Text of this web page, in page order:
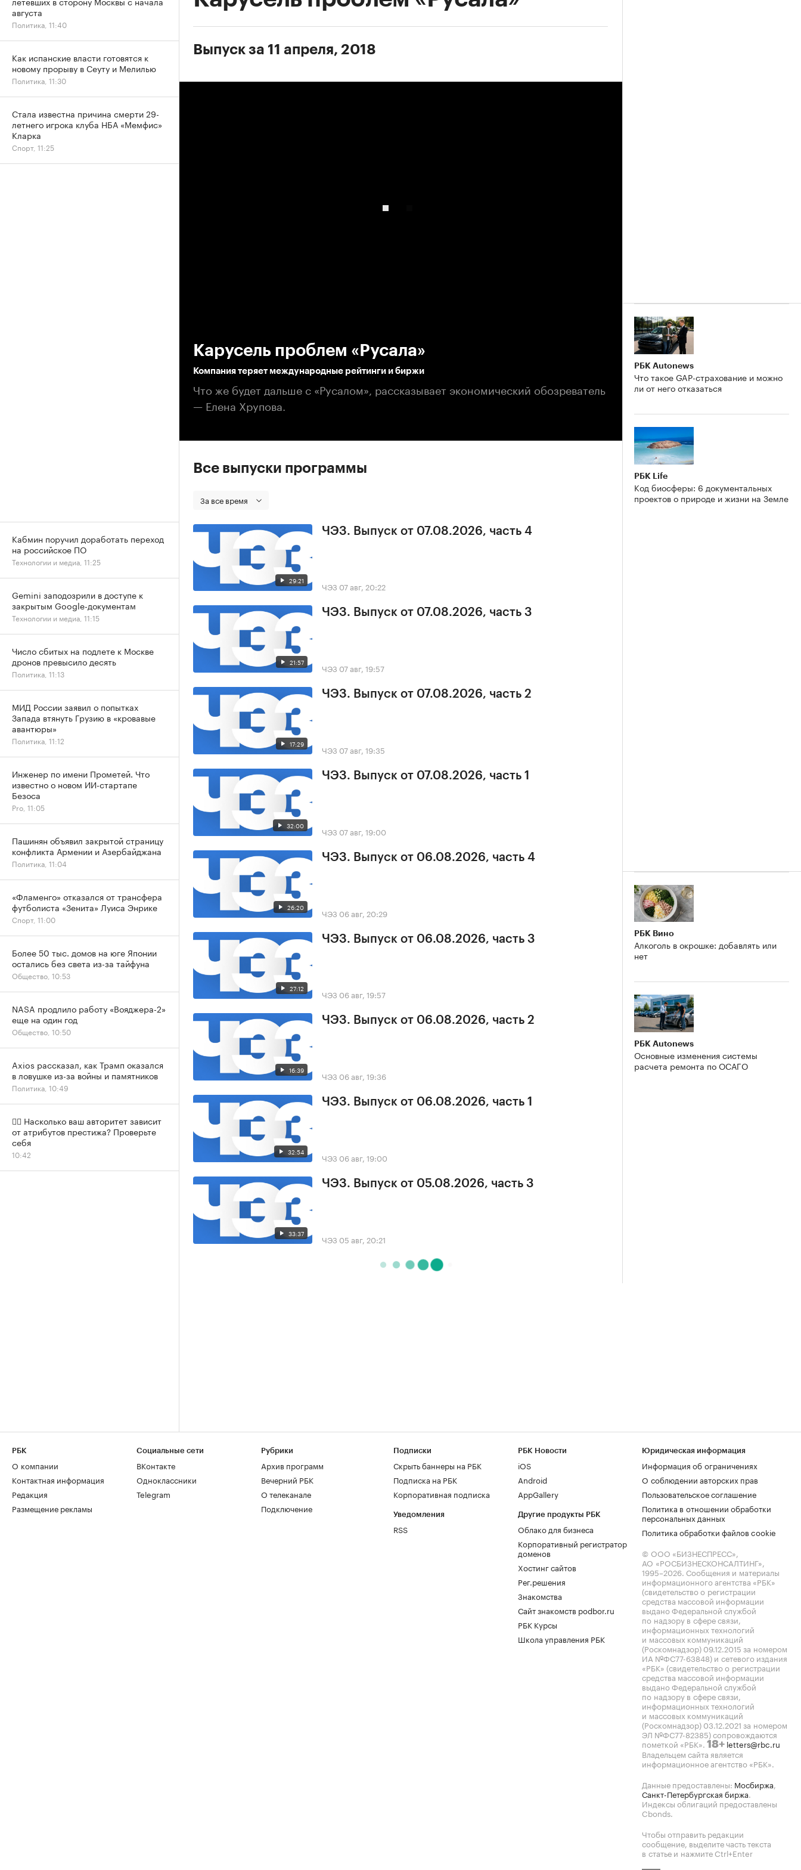
Выпуск за 11 апреля, 2018
Карусель проблем «Русала»
Компания теряет международные рейтинги и биржи
Что же будет дальше с «Русалом», рассказывает экономический обозреватель
— Елена Хрупова.
Все выпуски программы
За все время
29:21
ЧЭЗ. Выпуск от 07.08.2026, часть 4
ЧЭЗ 07 авг, 20:22
21:57
ЧЭЗ. Выпуск от 07.08.2026, часть 3
ЧЭЗ 07 авг, 19:57
17:29
ЧЭЗ. Выпуск от 07.08.2026, часть 2
ЧЭЗ 07 авг, 19:35
32:00
ЧЭЗ. Выпуск от 07.08.2026, часть 1
ЧЭЗ 07 авг, 19:00
26:20
ЧЭЗ. Выпуск от 06.08.2026, часть 4
ЧЭЗ 06 авг, 20:29
27:12
ЧЭЗ. Выпуск от 06.08.2026, часть 3
ЧЭЗ 06 авг, 19:57
16:39
ЧЭЗ. Выпуск от 06.08.2026, часть 2
ЧЭЗ 06 авг, 19:36
32:54
ЧЭЗ. Выпуск от 06.08.2026, часть 1
ЧЭЗ 06 авг, 19:00
33:37
ЧЭЗ. Выпуск от 05.08.2026, часть 3
ЧЭЗ 05 авг, 20:21
РБК Autonews
Что такое GAP-страхование и можно
ли от него отказаться
РБК Life
Код биосферы: 6 документальных
проектов о природе и жизни на Земле
РБК Вино
Алкоголь в окрошке: добавлять или
нет
РБК Autonews
Основные изменения системы
расчета ремонта по ОСАГО
августа
Политика, 11:40
Как испанские власти готовятся к
новому прорыву в Сеуту и Мелилью
Политика, 11:30
Стала известна причина смерти 29-
летнего игрока клуба НБА «Мемфис»
Кларка
Спорт, 11:25
Кабмин поручил доработать переход
на российское ПО
Технологии и медиа, 11:25
Gemini заподозрили в доступе к
закрытым Google-документам
Технологии и медиа, 11:15
Число сбитых на подлете к Москве
дронов превысило десять
Политика, 11:13
МИД России заявил о попытках
Запада втянуть Грузию в «кровавые
авантюры»
Политика, 11:12
Инженер по имени Прометей. Что
известно о новом ИИ-стартапе
Безоса
Pro, 11:05
Пашинян объявил закрытой страницу
конфликта Армении и Азербайджана
Политика, 11:04
«Фламенго» отказался от трансфера
футболиста «Зенита» Луиса Энрике
Спорт, 11:00
Более 50 тыс. домов на юге Японии
остались без света из-за тайфуна
Общество, 10:53
NASA продлило работу «Вояджера-2»
еще на один год
Общество, 10:50
Axios рассказал, как Трамп оказался
в ловушке из-за войны и памятников
Политика, 10:49
✍🏻 Насколько ваш авторитет зависит
от атрибутов престижа? Проверьте
себя
10:42
РБК
О компании
Контактная информация
Редакция
Размещение рекламы
Социальные сети
ВКонтакте
Одноклассники
Telegram
Рубрики
Архив программ
Вечерний РБК
О телеканале
Подключение
Подписки
Скрыть баннеры на РБК
Подписка на РБК
Корпоративная подписка
Уведомления
RSS
РБК Новости
iOS
Android
AppGallery
Другие продукты РБК
Облако для бизнеса
Корпоративный регистратор
доменов
Хостинг сайтов
Рег.решения
Знакомства
Сайт знакомств podbor.ru
РБК Курсы
Школа управления РБК
Юридическая информация
Информация об ограничениях
О соблюдении авторских прав
Пользовательское соглашение
Политика в отношении обработки
персональных данных
Политика обработки файлов cookie
© ООО «БИЗНЕСПРЕСС»,
АО «РОСБИЗНЕСКОНСАЛТИНГ»,
1995–2026. Сообщения и материалы
информационного агентства «РБК»
(свидетельство о регистрации
средства массовой информации
выдано Федеральной службой
по надзору в сфере связи,
информационных технологий
и массовых коммуникаций
(Роскомнадзор) 09.12.2015 за номером
ИА №ФС77-63848) и сетевого издания
«РБК» (свидетельство о регистрации
средства массовой информации
выдано Федеральной службой
по надзору в сфере связи,
информационных технологий
и массовых коммуникаций
(Роскомнадзор) 03.12.2021 за номером
ЭЛ №ФС77-82385) сопровождаются
пометкой «РБК». 18+ letters@rbc.ru
Владельцем сайта является
информационное агентство «РБК».
Данные предоставлены: Мосбиржа,
Санкт-Петербургская биржа.
Индексы облигаций предоставлены
Cbonds.
Чтобы отправить редакции
сообщение, выделите часть текста
в статье и нажмите Ctrl+Enter